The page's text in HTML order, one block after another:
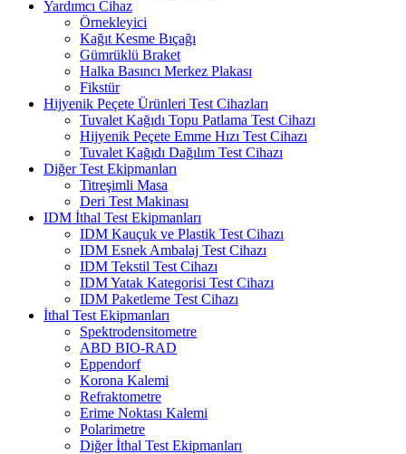
Yardımcı Cihaz
Örnekleyici
Kağıt Kesme Bıçağı
Gümrüklü Braket
Halka Basıncı Merkez Plakası
Fikstür
Hijyenik Peçete Ürünleri Test Cihazları
Tuvalet Kağıdı Topu Patlama Test Cihazı
Hijyenik Peçete Emme Hızı Test Cihazı
Tuvalet Kağıdı Dağılım Test Cihazı
Diğer Test Ekipmanları
Titreşimli Masa
Deri Test Makinası
IDM İthal Test Ekipmanları
IDM Kauçuk ve Plastik Test Cihazı
IDM Esnek Ambalaj Test Cihazı
IDM Tekstil Test Cihazı
IDM Yatak Kategorisi Test Cihazı
IDM Paketleme Test Cihazı
İthal Test Ekipmanları
Spektrodensitometre
ABD BIO-RAD
Eppendorf
Korona Kalemi
Refraktometre
Erime Noktası Kalemi
Polarimetre
Diğer İthal Test Ekipmanları